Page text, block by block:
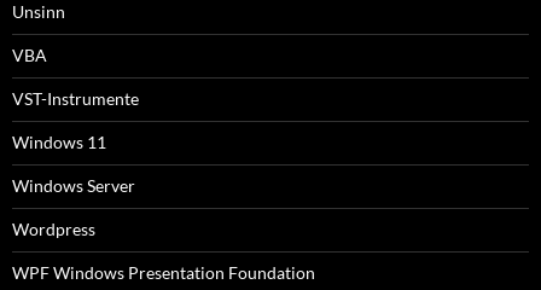
Unsinn
VBA
VST-Instrumente
Windows 11
Windows Server
Wordpress
WPF Windows Presentation Foundation